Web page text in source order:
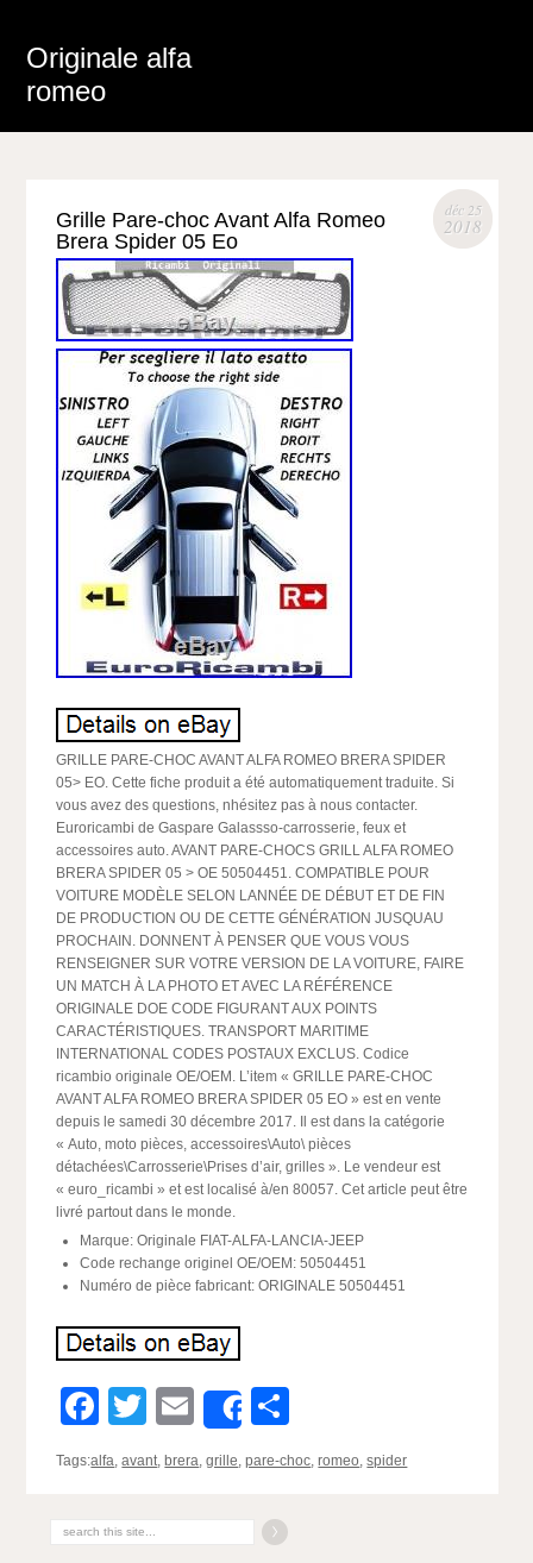
Originale alfa
romeo
déc 25
2018
Grille Pare-choc Avant Alfa Romeo
Brera Spider 05 Eo
GRILLE PARE-CHOC AVANT ALFA ROMEO BRERA SPIDER
05> EO. Cette fiche produit a été automatiquement traduite. Si
vous avez des questions, nhésitez pas à nous contacter.
Euroricambi de Gaspare Galassso-carrosserie, feux et
accessoires auto. AVANT PARE-CHOCS GRILL ALFA ROMEO
BRERA SPIDER 05 > OE 50504451. COMPATIBLE POUR
VOITURE MODÈLE SELON LANNÉE DE DÉBUT ET DE FIN
DE PRODUCTION OU DE CETTE GÉNÉRATION JUSQUAU
PROCHAIN. DONNENT À PENSER QUE VOUS VOUS
RENSEIGNER SUR VOTRE VERSION DE LA VOITURE, FAIRE
UN MATCH À LA PHOTO ET AVEC LA RÉFÉRENCE
ORIGINALE DOE CODE FIGURANT AUX POINTS
CARACTÉRISTIQUES. TRANSPORT MARITIME
INTERNATIONAL CODES POSTAUX EXCLUS. Codice
ricambio originale OE/OEM. L’item « GRILLE PARE-CHOC
AVANT ALFA ROMEO BRERA SPIDER 05 EO » est en vente
depuis le samedi 30 décembre 2017. Il est dans la catégorie
« Auto, moto pièces, accessoires\Auto\ pièces
détachées\Carrosserie\Prises d’air, grilles ». Le vendeur est
« euro_ricambi » et est localisé à/en 80057. Cet article peut être
livré partout dans le monde.
Marque: Originale FIAT-ALFA-LANCIA-JEEP
Code rechange originel OE/OEM: 50504451
Numéro de pièce fabricant: ORIGINALE 50504451
Facebook
Twitter
EmailShare
Tags:alfa,avant, brera,grille,pare-choc,romeo,spider